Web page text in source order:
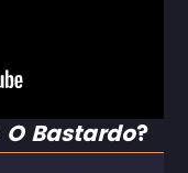
O Bastardo?